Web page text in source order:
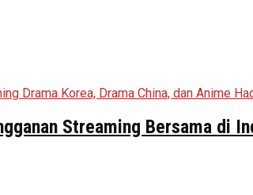
Streaming Bersama di